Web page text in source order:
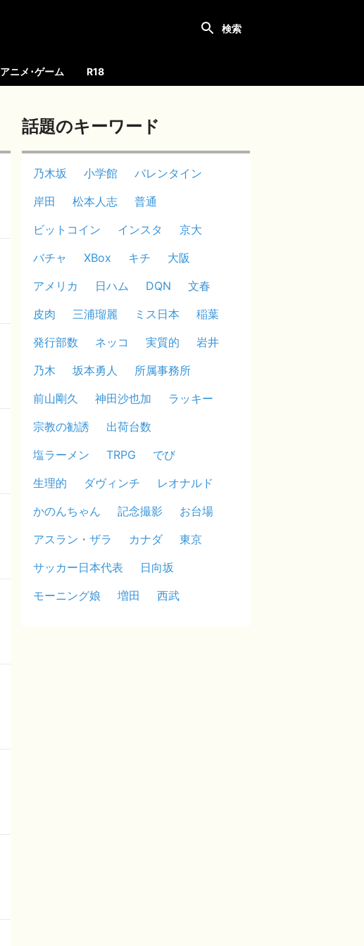
アニメ･ゲーム R18
話題のキーワード
乃木坂 小学館
バレンタイン
岸田
松本人志
普通
ビットコイン
インスタ
京大
バチャ
XBox キチ
大阪
アメリカ
日ハム DQN
文春
皮肉
三浦瑠麗 ミス日本
稲葉
発行部数
ネッコ 実質的
岩井
乃木
坂本勇人
所属事務所
前山剛久
神田沙也加
ラッキー
宗教の勧誘
出荷台数
塩ラーメン
TRPG
でび
生理的
ダヴィンチ
レオナルド
かのんちゃん
記念撮影
お台場
アスラン・ザラ
カナダ
東京
サッカー日本代表
日向坂
モーニング娘
増田 西武